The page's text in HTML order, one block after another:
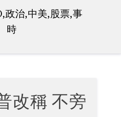
政治,中美,股票,事
時
改稱 不旁